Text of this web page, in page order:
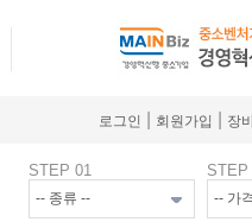
로그인 회원가입 장
STEP 01 STEP